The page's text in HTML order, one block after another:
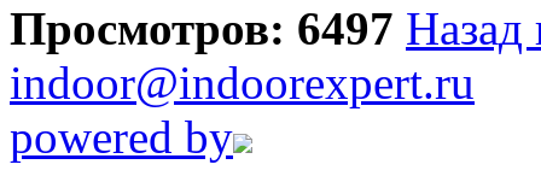
Просмотров: 6497 Назад
indoor@indoorexpert.ru
powered by